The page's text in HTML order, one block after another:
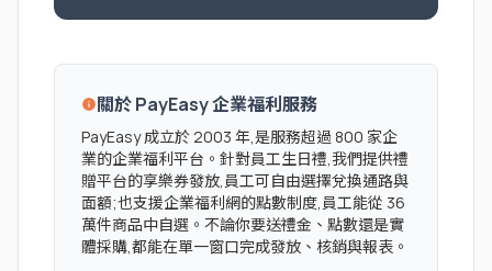
info關於 PayEasy 企業福利服務
PayEasy 成立於 2003 年,是服務超過 800 家企
業的企業福利平台。針對員工生日禮,我們提供禮
贈平台的享樂券發放,員工可自由選擇兌換通路與
面額;也支援企業福利網的點數制度,員工能從 36
萬件商品中自選。不論你要送禮金、點數還是實
體採購,都能在單一窗口完成發放、核銷與報表。